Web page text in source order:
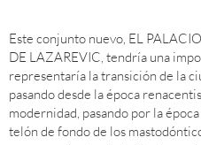
Este conjunto nuevo, EL
DE LAZAREVIC, tendría una
representaría la transición de la
pasando desde la época
modernidad, pasando por la
telón de fondo de los